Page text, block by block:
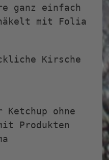
ganz einfach
mit Folia
Kirsche
Ketchup ohne
Produkten